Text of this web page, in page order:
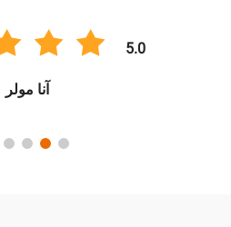
5.0
آنا مولر